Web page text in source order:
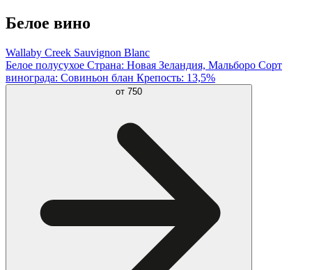
Белое вино
Wallaby Creek Sauvignon Blanc
Белое полусухое Страна: Новая Зеландия, Мальборо Сорт
винограда: Совиньон блан Крепость: 13,5%
от 750